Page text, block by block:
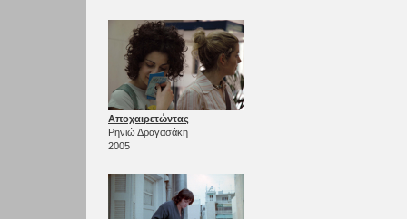
Αποχαιρετώντας
Ρηνιώ Δραγασάκη
2005